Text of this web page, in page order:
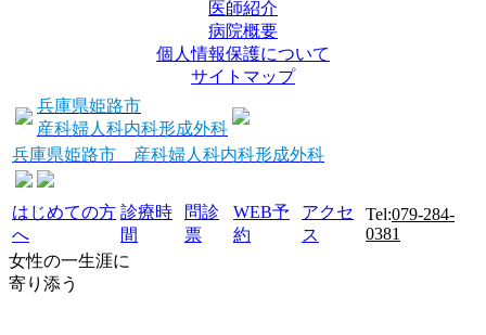
医師紹介
病院概要
個人情報保護について
サイトマップ
兵庫県姫路市
産科婦人科内科形成外科
兵庫県姫路市 産科婦人科内科形成外科
はじめての方
へ
診療時
間
問診
票
WEB予
約
アクセ
ス
Tel:079-284-
0381
女性の一生涯に
寄り添う